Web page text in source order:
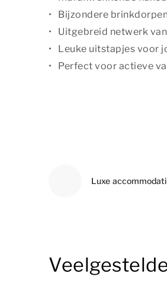
Bijzondere
Uitgebreid netwerk
Leuke uitstapjes voor
Perfect voor actieve
Luxe